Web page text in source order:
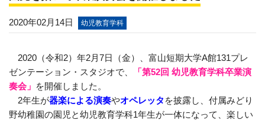
2020年02月14日 幼児教育学科
2020（令和2）年2月7日（金）、富山短期大学A館131プレ
ゼンテーション・スタジオで、
「第52回 幼児教育学科卒業演
奏会」 を開催しました。
2年生が器楽による演奏やオペレッタ を披露し、付属みどり
野幼稚園の園児と幼児教育学科1年生が一体になって、楽しい